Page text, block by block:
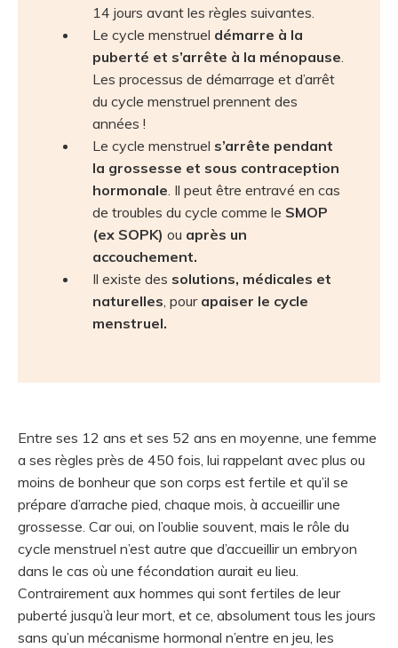
14 jours avant les règles suivantes.
Le cycle menstruel démarre à la
puberté et s’arrête à la ménopause.
Les processus de démarrage et d’arrêt
du cycle menstruel prennent des
années !
Le cycle menstruel s’arrête pendant
la grossesse et sous contraception
hormonale. Il peut être entravé en cas
de troubles du cycle comme le SMOP
(ex SOPK) ou après un
accouchement.
Il existe des solutions, médicales et
naturelles, pour apaiser le cycle
menstruel.
Entre ses 12 ans et ses 52 ans en moyenne, une femme
a ses règles près de 450 fois, lui rappelant avec plus ou
moins de bonheur que son corps est fertile et qu’il se
prépare d’arrache pied, chaque mois, à accueillir une
grossesse. Car oui, on l’oublie souvent, mais le rôle du
cycle menstruel n’est autre que d’accueillir un embryon
dans le cas où une fécondation aurait eu lieu.
Contrairement aux hommes qui sont fertiles de leur
puberté jusqu’à leur mort, et ce, absolument tous les jours
sans qu’un mécanisme hormonal n’entre en jeu, les